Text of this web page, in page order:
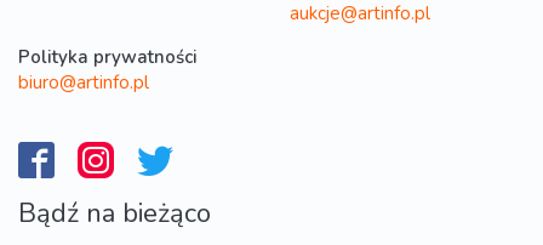
aukcje@artinfo.pl
Polityka prywatności
biuro@artinfo.pl
Bądź na bieżąco